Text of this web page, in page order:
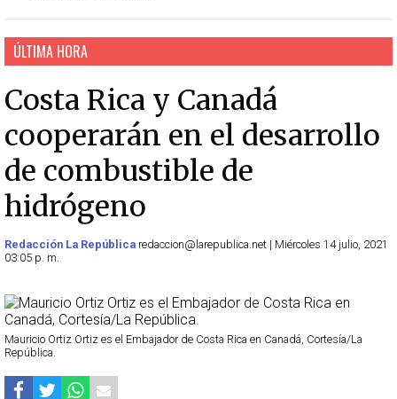
ÚLTIMA HORA
Costa Rica y Canadá
cooperarán en el desarrollo
de combustible de
hidrógeno
Redacción La República redaccion@larepublica.net | Miércoles 14 julio, 2021
03:05 p. m.
Mauricio Ortiz Ortiz es el Embajador de Costa Rica en Canadá, Cortesía/La
República.